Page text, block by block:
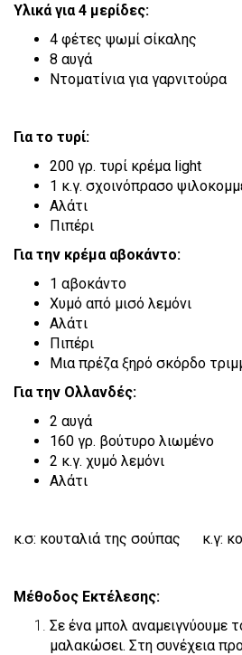
Υλικά για 4 μερίδες:
4 φέτες ψωμί σίκαλης
8 αυγά
Ντοματίνια για γαρνιτούρα
Για το τυρί:
200 γρ. τυρί κρέμα light
1 κ.γ. σχοινόπρασο
Αλάτι
Πιπέρι
Για την κρέμα αβοκάντο:
1 αβοκάντο
Χυμό από μισό λεμόνι
Αλάτι
Πιπέρι
Μια πρέζα ξηρό σκόρδο
Για την Ολλανδές:
2 αυγά
160 γρ. βούτυρο λιωμένο
2 κ.γ. χυμό λεμόνι
Αλάτι
κ.σ: κουταλιά της σούπας κ.γ:
Μέθοδος Εκτέλεσης:
Σε ένα μπολ αναμειγνύουμε
μαλακώσει. Στη συνέχεια